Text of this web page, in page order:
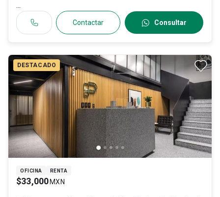
...
Contactar Consultar
DESTACADO
OFICINA RENTA
$33,000 MXN